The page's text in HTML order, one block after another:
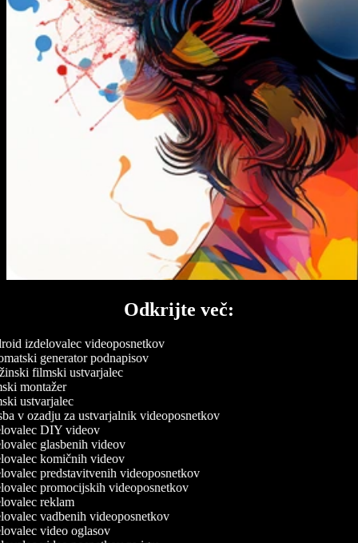
Odkrijte več:
izdelovalec videoposnetkov
generator podnapisov
filmski ustvarjalec
montažer
ustvarjalec
v ozadju za ustvarjalnik videoposnetkov
DIY videov
glasbenih videov
komičnih videov
predstavitvenih videoposnetkov
promocijskih videoposnetkov
reklam
vadbenih videoposnetkov
video oglasov